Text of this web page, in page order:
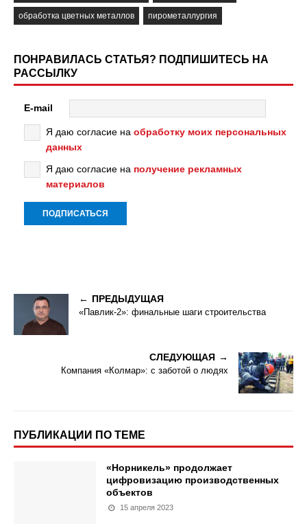
обработка цветных металлов пирометаллургия
ПОНРАВИЛАСЬ СТАТЬЯ? ПОДПИШИТЕСЬ НА
РАССЫЛКУ
E-mail
Я даю согласие на обработку моих персональных
данных
Я даю согласие на получение рекламных
материалов
ПРЕДЫДУЩАЯ
«Павлик-2»: финальные шаги строительства
СЛЕДУЮЩАЯ
Компания «Колмар»: с заботой о людях
ПУБЛИКАЦИИ ПО ТЕМЕ
«Норникель» продолжает
цифровизацию производственных
объектов
15 апреля 2023